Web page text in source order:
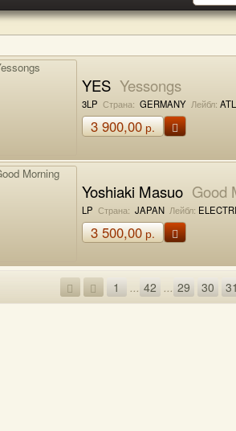
YES Yessongs
3LP Страна: GERMANY Лейбл:
3 900,00р.
Yoshiaki Masuo Good
LP Страна: JAPAN Лейбл:
3 500,00р.
1 ... 42 ... 29 30 31